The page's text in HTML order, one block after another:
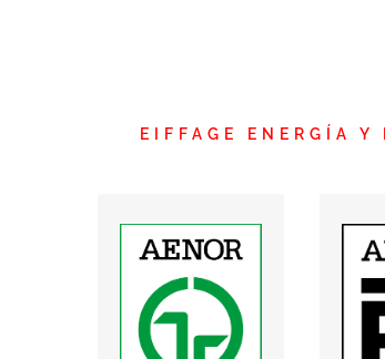
EIFFAGE ENERGÍA Y
Gestión
Ambiental -